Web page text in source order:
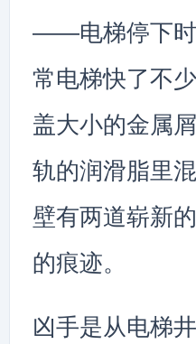
——电梯停下时
常电梯快了不
盖大小的金属
轨的润滑脂里
壁有两道崭新
的痕迹。
凶手是从电梯